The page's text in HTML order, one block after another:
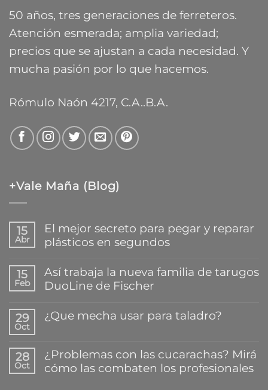
$26.083,54
50 años, tres generaciones de ferreteros.
Atención esmerada; amplia variedad;
precios que se ajustan a cada necesidad. Y
mucha pasión por lo que hacemos.
Rómulo Naón 4217, C.A..B.A.
+Vale Maña (Blog)
15
Abr
El mejor secreto para pegar y reparar
plásticos en segundos
hay
comentarios
en
secreto
para
reparar
plásticos
en
15
Feb
Así trabaja la nueva familia de tarugos
DuoLine de Fischer
hay
comentarios
la
nueva
29
Oct
¿Que mecha usar para taladro?
comentarios
en
¿Que
28
Oct
¿Problemas con las cucarachas? Mirá
cómo las combaten los profesionales